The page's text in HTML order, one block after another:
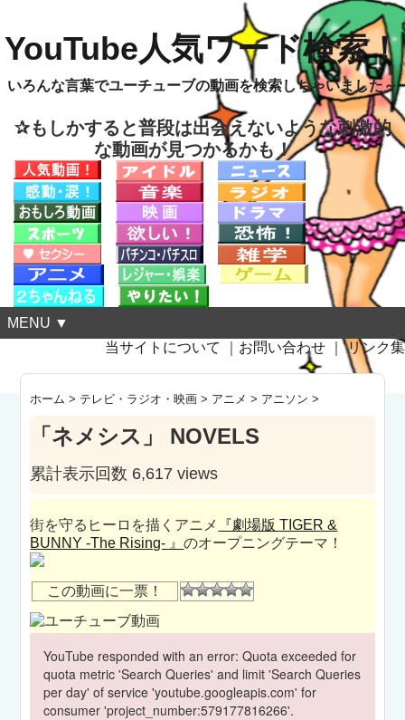
YouTube人気ワード検索！
いろんな言葉でユーチューブの動画を検索しちゃいました～
✰もしかすると普段は出会えないような刺激的
な動画が見つかるかも！
MENU ▼
当サイトについて
お問い合わせ ｜リンク集
ホーム > テレビ・ラジオ・映画 > アニメ > アニソン >
「ネメシス」 NOVELS
累計表示回数 6,617 views
街を守るヒーロを描くアニメ
『劇場版 TIGER &
BUNNY -The Rising- 』のオープニングテーマ！
この動画に一票！
YouTube responded with an error: Quota exceeded for
quota metric 'Search Queries' and limit 'Search Queries
per day' of service 'youtube.googleapis.com' for
consumer 'project_number:579177816266'.